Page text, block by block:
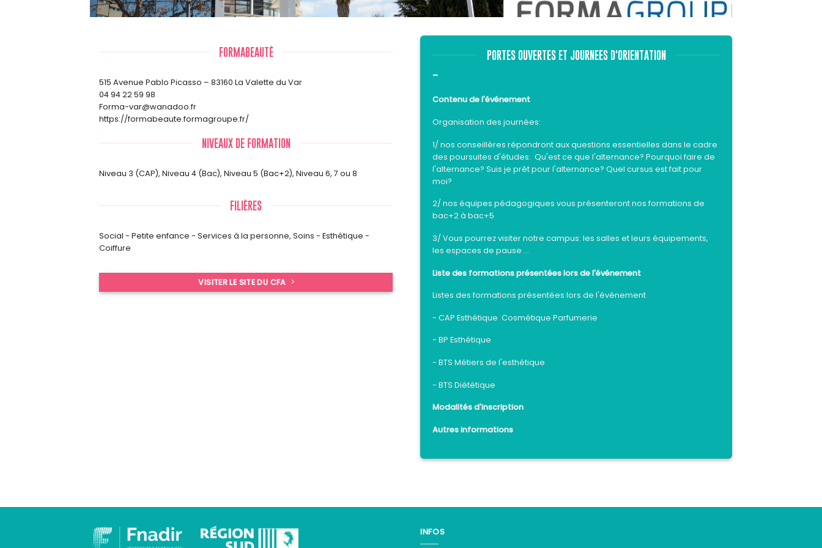
FORMABEAUTÉ
515 Avenue Pablo Picasso – 83160 La Valette du Var
04 94 22 59 98
Forma-var@wanadoo.fr
https://formabeaute.formagroupe.fr/
NIVEAUX DE FORMATION
Niveau 3 (CAP), Niveau 4 (Bac), Niveau 5 (Bac+2), Niveau 6, 7 ou 8
FILIÈRES
Social - Petite enfance - Services à la personne, Soins - Esthétique -
Coiffure
VISITER LE SITE DU CFA
PORTES OUVERTES ET JOURNEES D'ORIENTATION
-
Contenu de l'événement
Organisation des journées:
1/ nos conseillères répondront aux questions essentielles dans le cadre
des poursuites d'études: Qu'est ce que l'alternance? Pourquoi faire de
l'alternance? Suis je prêt pour l'alternance? Quel cursus est fait pour
moi?
2/ nos équipes pédagogiques vous présenteront nos formations de
bac+2 à bac+5
3/ Vous pourrez visiter notre campus: les salles et leurs équipements,
les espaces de pause ...
Liste des formations présentées lors de l'événement
Listes des formations présentées lors de l'évènement
- CAP Esthétique Cosmétique Parfumerie
- BP Esthétique
- BTS Métiers de l'esthétique
- BTS Diététique
Modalités d'inscription
Autres informations
INFOS